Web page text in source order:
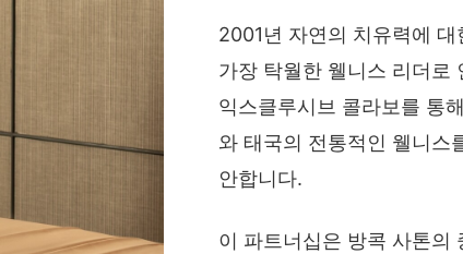
2001년 자연의 치유력에
가장 탁월한 웰니스 리더로
익스클루시브 콜라보를 통
와 태국의 전통적인 웰니스
안합니다.
이 파트너십은 방콕 사톤의